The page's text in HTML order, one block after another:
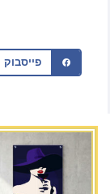
פייסבוק